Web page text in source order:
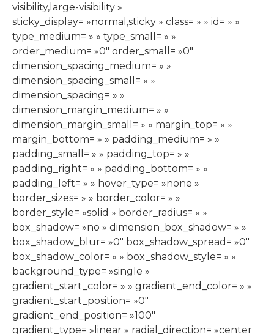
visibility,large-visibility »
sticky_display= »normal,sticky » class= » » id= » »
type_medium= » » type_small= » »
order_medium= »0″ order_small= »0″
dimension_spacing_medium= » »
dimension_spacing_small= » »
dimension_spacing= » »
dimension_margin_medium= » »
dimension_margin_small= » » margin_top= » »
margin_bottom= » » padding_medium= » »
padding_small= » » padding_top= » »
padding_right= » » padding_bottom= » »
padding_left= » » hover_type= »none »
border_sizes= » » border_color= » »
border_style= »solid » border_radius= » »
box_shadow= »no » dimension_box_shadow= » »
box_shadow_blur= »0″ box_shadow_spread= »0″
box_shadow_color= » » box_shadow_style= » »
background_type= »single »
gradient_start_color= » » gradient_end_color= » »
gradient_start_position= »0″
gradient_end_position= »100″
gradient_type= »linear » radial_direction= »center